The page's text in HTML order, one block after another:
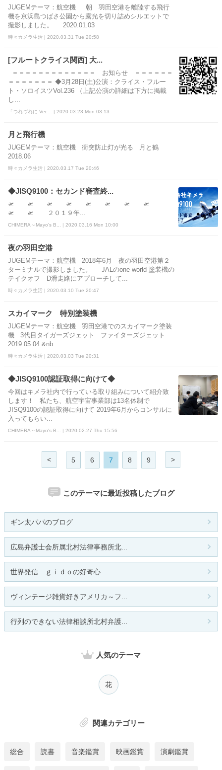
JUGEMテーマ：航空機 朝 羽田空港を離陸する飛行
機を京浜島つばさ公園から露光を切り詰めシルエットで
撮影しました。 2020.01.03
時々カメラ生活 | 2020.03.31 Tue 20:58
[フルートクライス関西] 大...
＝＝＝＝＝＝＝＝＝＝＝＝＝ お知らせ ＝＝＝＝＝＝
＝＝＝＝＝＝＝ ◆3月28日(土)公演：クライス・フルー
ト・ソロイスツVol.236 （上記公演の詳細は下方に掲載
し...
「つれづれに Ver.... | 2020.03.23 Mon 03:13
月と飛行機
JUGEMテーマ：航空機 衝突防止灯が光る 月と鶴
2018.06
時々カメラ生活 | 2020.03.17 Tue 20:46
◆JISQ9100：セカンド審査終...
🛫 🛫 🛫 🛫 🛫 🛫 🛫 🛫
🛫 🛫 ２０１９年...
CHIMERA～Mayo's B... | 2020.03.16 Mon 10:00
夜の羽田空港
JUGEMテーマ：航空機 2018年6月 夜の羽田空港第２
ターミナルで撮影しました。 JALのone world 塗装機の
テイクオフ D滑走路にアプローチして...
時々カメラ生活 | 2020.03.10 Tue 20:47
スカイマーク 特別塗装機
JUGEMテーマ：航空機 羽田空港でのスカイマーク塗装
機 3代目タイガーズジェット ファイターズジェット
2019.05.04 &nb...
時々カメラ生活 | 2020.03.03 Tue 20:31
◆JISQ9100認証取得に向けて◆
今回はキメラ社内で行っている取り組みについて紹介致
します！ 私たち、航空宇宙事業部は13名体制で
JISQ9100の認証取得に向けて 2019年6月からコンサルに
入ってもらい...
CHIMERA～Mayo's B... | 2020.02.27 Thu 15:56
< 5 6 7 8 9 >
このテーマに最近投稿したブログ
ギン太パパのブログ
広島弁護士会所属北村法律事務所北...
世界発信 ｇｉｄｏの好奇心
ヴィンテージ雑貨好きアメリカ～フ...
行列のできない法律相談所北村弁護...
人気のテーマ
花
関連カテゴリー
総合 読書 音楽鑑賞 映画鑑賞 演劇鑑賞